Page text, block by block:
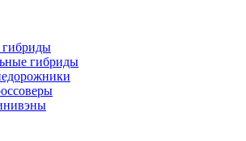
гибриды